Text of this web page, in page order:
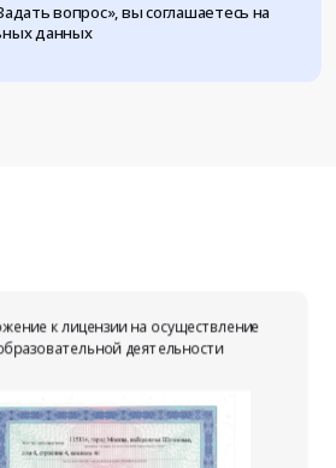
вопрос», вы соглашаетесь на
данных
к лицензии на осуществление
деятельности